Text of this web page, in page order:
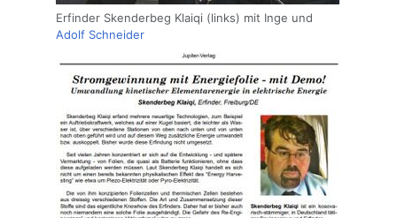
Erfinder Skenderbeg Klaiqi (links) mit Inge und
Adolf Schneider